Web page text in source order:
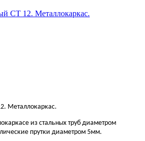
Металлокаркас.
из стальных труб диаметром
прутки диаметром 5мм.